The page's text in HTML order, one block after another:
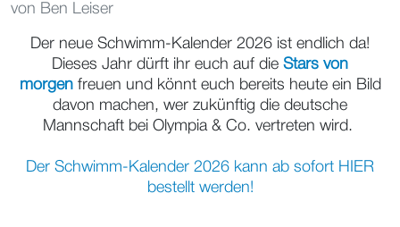
von Ben Leiser
Der neue Schwimm-Kalender 2026 ist endlich da!
Dieses Jahr dürft ihr euch auf die Stars von
morgenfreuen und könnt euch bereits heute ein Bild
davon machen, wer zukünftig die deutsche
Mannschaft bei Olympia & Co. vertreten wird.
Der Schwimm-Kalender 2026 kann ab sofort HIER
bestellt werden!